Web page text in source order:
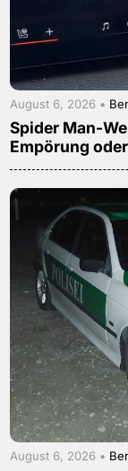
August 6, 2026 •
Spider Man-
Empörung
August 6, 2026 •